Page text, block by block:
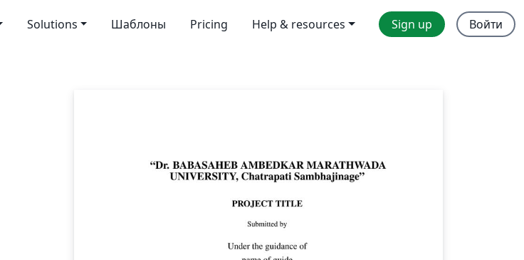
Solutions Шаблоны Pricing Help & resources Sign up Войти